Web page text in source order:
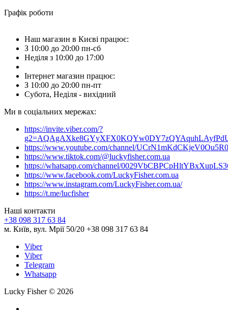
Графік роботи
Наш магазин в Києві працює:
З 10:00 до 20:00 пн-сб
Неділя з 10:00 до 17:00
Інтернет магазин працює:
З 10:00 до 20:00 пн-пт
Субота, Неділя - вихідний
Ми в соціальних мережах:
https://invite.viber.com/?
https://www.youtube.com/channel/
https://www.tiktok.com/@luckyfisher.com.ua
https://whatsapp.com/channel/
https://www.facebook.com/LuckyFisher.com.ua
https://www.instagram.com/LuckyFisher.com.ua/
https://t.me/lucfisher
Наші контакти
+38 098 317 63 84
м. Київ, вул. Мрії 50/20 +38 098 317 63 84
Viber
Viber
Telegram
Whatsapp
Lucky Fisher © 2026